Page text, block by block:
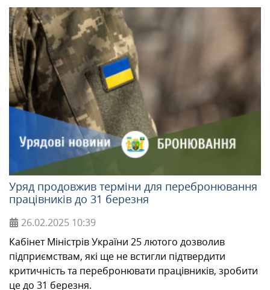
Уряд продовжив терміни для перебронювання
працівників до 31 березня
26.02.2025 10:39
Кабінет Міністрів України 25 лютого дозволив
підприємствам, які ще не встигли підтвердити
критичність та перебронювати працівників, зробити
це до 31 березня.